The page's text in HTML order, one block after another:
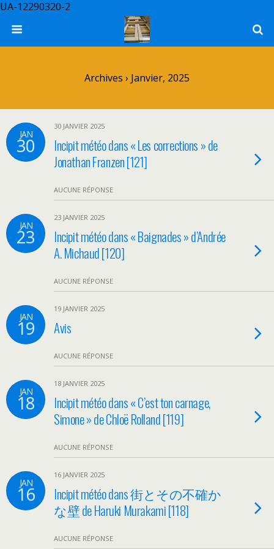
UA-12290320-2
Archives › Janvier, 2025
JAN
30
30 JANVIER 2025
Incipit météo dans « Les corrections » de
Jonathan Franzen [121]
AUCUNE RÉPONSE
JAN
23
23 JANVIER 2025
Incipit météo dans « Baignades » d’Andrée
A. Michaud [120]
AUCUNE RÉPONSE
JAN
19
19 JANVIER 2025
Avis
AUCUNE RÉPONSE
JAN
18
18 JANVIER 2025
Incipit météo dans « C’est ton carnage,
Simone » de Chloë Rolland [119]
AUCUNE RÉPONSE
JAN
16
16 JANVIER 2025
Incipit météo dans 街とその不確か
な壁 de Haruki Murakami [118]
AUCUNE RÉPONSE